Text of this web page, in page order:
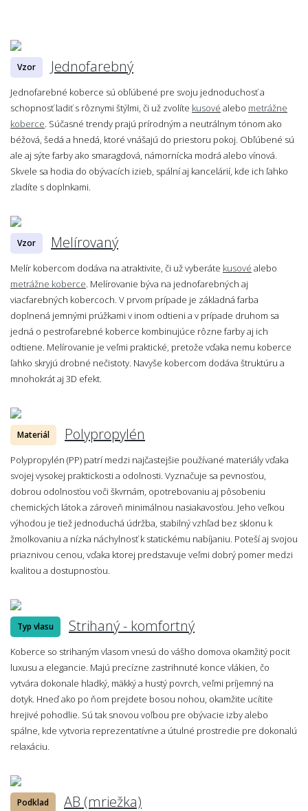
Vzor Jednofarebný
Jednofarebné koberce sú obľúbené pre svoju jednoduchosť a
schopnosť ladiť s rôznymi štýlmi, či už zvolíte kusové alebo metrážne
koberce . Súčasné trendy prajú prírodným a neutrálnym tónom ako
béžová, šedá a hnedá, ktoré vnášajú do priestoru pokoj. Obľúbené sú
ale aj sýte farby ako smaragdová, námornícka modrá alebo vínová.
Skvele sa hodia do obývacích izieb, spální aj kancelárií, kde ich ľahko
zladíte s doplnkami.
Vzor Melírovaný
Melír kobercom dodáva na atraktivite, či už vyberáte kusové alebo
metrážne koberce . Melírovanie býva na jednofarebných aj
viacfarebných kobercoch. V prvom prípade je základná farba
doplnená jemnými prúžkami v inom odtieni a v prípade druhom sa
jedná o pestrofarebné koberce kombinujúce rôzne farby aj ich
odtiene. Melírovanie je veľmi praktické, pretože vďaka nemu koberce
ľahko skryjú drobné nečistoty. Navyše kobercom dodáva štruktúru a
mnohokrát aj 3D efekt.
Materiál Polypropylén
Polypropylén (PP) patrí medzi najčastejšie používané materiály vďaka
svojej vysokej praktickosti a odolnosti. Vyznačuje sa pevnosťou,
dobrou odolnosťou voči škvrnám, opotrebovaniu aj pôsobeniu
chemických látok a zároveň minimálnou nasiakavosťou. Jeho veľkou
výhodou je tiež jednoduchá údržba, stabilný vzhľad bez sklonu k
žmolkovaniu a nízka náchylnosť k statickému nabíjaniu. Poteší aj svojou
priaznivou cenou, vďaka ktorej predstavuje veľmi dobrý pomer medzi
kvalitou a dostupnosťou.
Typ vlasu Strihaný - komfortný
Koberce so strihaným vlasom vnesú do vášho domova okamžitý pocit
luxusu a elegancie. Majú precízne zastrihnuté konce vlákien, čo
vytvára dokonale hladký, mäkký a hustý povrch, veľmi príjemný na
dotyk. Hneď ako po ňom prejdete bosou nohou, okamžite ucítite
hrejivé pohodlie. Sú tak snovou voľbou pre obývacie izby alebo
spálne, kde vytvoria reprezentatívne a útulné prostredie pre dokonalú
relaxáciu.
Podklad AB (mriežka)